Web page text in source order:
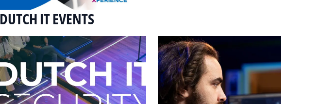
DUTCH IT EVENTS